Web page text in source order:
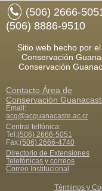
(506) 2666-
(506) 8886-9510
Sitio web hecho por
Conservación
Conservación
Contacto Área de
Conservación
Email:
acg@acguanacaste.ac.cr
Central telfónica:
Tel:(506) 2666-5051
Fax:(506) 2666-4740
Directorio de Extensiones
Telefónicas y correos
Correo Institucional
Términos y